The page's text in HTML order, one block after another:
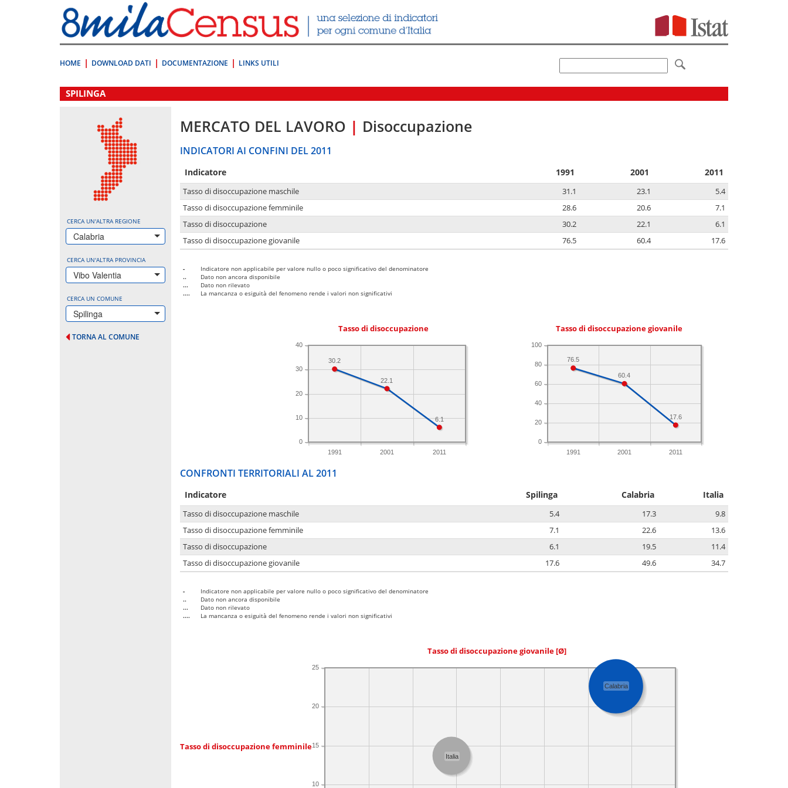
direttamente
a:
Contenuto
HOME DOWNLOAD DATI DOCUMENTAZIONE LINKS UTILI
.
SPILINGA
CERCA UN'ALTRA REGIONE
Calabria
CERCA UN'ALTRA PROVINCIA
Vibo Valentia
CERCA UN COMUNE
Spilinga
TORNA AL COMUNE
MERCATO DEL LAVORO | Disoccupazione
INDICATORI AI CONFINI DEL 2011
Indicatore 1991 2001 2011
Tasso di disoccupazione maschile 31.1 23.1
5.4
Tasso di disoccupazione femminile
28.6 20.6
7.1
Tasso di disoccupazione
30.2 22.1
6.1
Tasso di disoccupazione giovanile
76.5 60.4 17.6
-
Indicatore non applicabile per valore nullo o poco significativo del denominatore
..
Dato non ancora disponibile
...
Dato non rilevato
....
La mancanza o esiguità del fenomeno rende i valori non significativi
Tasso di disoccupazione
1991 2001 2011
0
10
20
30
40
6.1
22.1
30.2
Tasso di disoccupazione giovanile
1991 2001 2011
0
20
40
60
80
100
17.6
60.4
76.5
CONFRONTI TERRITORIALI AL 2011
Indicatore Spilinga Calabria Italia
Tasso di disoccupazione maschile 5.4 17.3
9.8
Tasso di disoccupazione femminile
7.1 22.6
13.6
Tasso di disoccupazione
6.1 19.5
11.4
Tasso di disoccupazione giovanile
17.6 49.6 34.7
-
Indicatore non applicabile per valore nullo o poco significativo del denominatore
..
Dato non ancora disponibile
...
Dato non rilevato
....
La mancanza o esiguità del fenomeno rende i valori non significativi
Tasso di disoccupazione giovanile [Ø]
Tasso di disoccupazione femminile
10
15
20
25
Calabria
Italia